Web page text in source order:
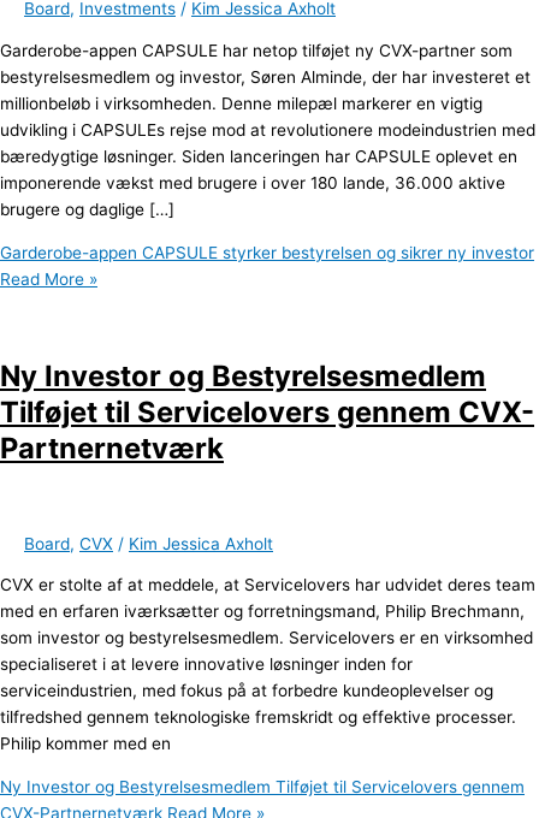
Board, Investments / Kim Jessica Axholt
Garderobe-appen CAPSULE har netop tilføjet ny CVX-partner som
bestyrelsesmedlem og investor, Søren Alminde, der har investeret et
millionbeløb i virksomheden. Denne milepæl markerer en vigtig
udvikling i CAPSULEs rejse mod at revolutionere modeindustrien med
bæredygtige løsninger. Siden lanceringen har CAPSULE oplevet en
imponerende vækst med brugere i over 180 lande, 36.000 aktive
brugere og daglige […]
Garderobe-appen CAPSULE styrker bestyrelsen og sikrer ny investor
Read More »
Ny Investor og Bestyrelsesmedlem
Tilføjet til Servicelovers gennem CVX-
Partnernetværk
Board, CVX / Kim Jessica Axholt
CVX er stolte af at meddele, at Servicelovers har udvidet deres team
med en erfaren iværksætter og forretningsmand, Philip Brechmann,
som investor og bestyrelsesmedlem. Servicelovers er en virksomhed
specialiseret i at levere innovative løsninger inden for
serviceindustrien, med fokus på at forbedre kundeoplevelser og
tilfredshed gennem teknologiske fremskridt og effektive processer.
Philip kommer med en
Ny Investor og Bestyrelsesmedlem Tilføjet til Servicelovers gennem
CVX-Partnernetværk Read More »